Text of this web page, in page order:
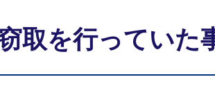
取を行っていた